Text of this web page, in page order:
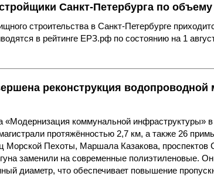
Санкт-Петербурга по объему
строительства в Санкт-Петербурге
в рейтинге ЕРЗ.рф по состоянию на 1
реконструкция водопроводной
«Модернизация коммунальной инфраструктуры»
протяжённостью 2,7 км, а также 26
Морской Пехоты, Маршала Казакова,
заменили на современные полиэтиленовые.
диаметр, что обеспечивает повышение